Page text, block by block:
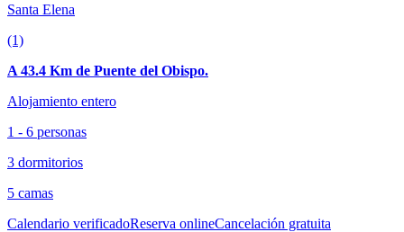
Santa Elena
(1)
A 43.4 Km de Puente del Obispo.
Alojamiento entero
1 - 6 personas
3 dormitorios
5 camas
Calendario verificadoReserva onlineCancelación gratuita